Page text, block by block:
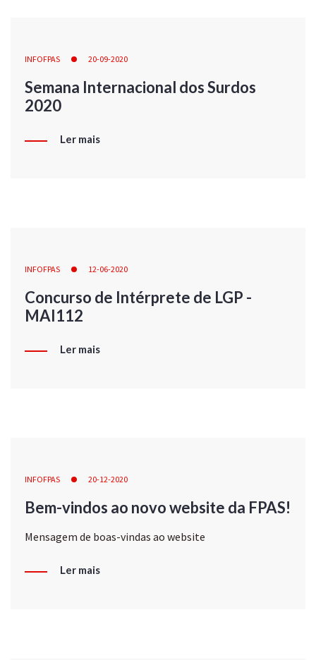
INFOFPAS 20-09-2020
Semana Internacional dos Surdos
2020
Ler mais
INFOFPAS 12-06-2020
Concurso de Intérprete de LGP -
MAI112
Ler mais
INFOFPAS 20-12-2020
Bem-vindos ao novo website da FPAS!
Mensagem de boas-vindas ao website
Ler mais